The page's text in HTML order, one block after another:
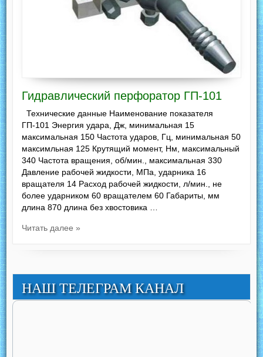
Гидравлический перфоратор ГП-101
Технические данные Наименование показателя
ГП-101 Энергия удара, Дж, минимальная 15
максимальная 150 Частота ударов, Гц, минимальная 50
максимльная 125 Крутящий момент, Нм, максимальный
340 Частота вращения, об/мин., максимальная 330
Давление рабочей жидкости, МПа, ударника 16
вращателя 14 Расход рабочей жидкости, л/мин., не
более ударником 60 вращателем 60 Габариты, мм
длина 870 длина без хвостовика …
Читать далее »
НАШ ТЕЛЕГРАМ КАНАЛ